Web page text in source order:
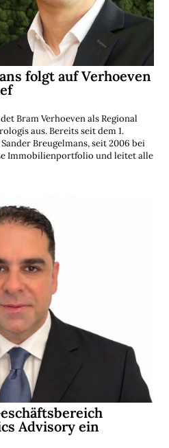
folgt auf Verhoeven
Bram Verhoeven als Regional
aus. Bereits seit dem 1.
Breugelmans, seit 2006 bei
Immobilienportfolio und leitet alle
Advisory ein